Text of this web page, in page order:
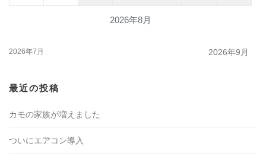
2026年8月
2026年7月 2026年9月
最近の投稿
カモの家族が増えました
ついにエアコン導入